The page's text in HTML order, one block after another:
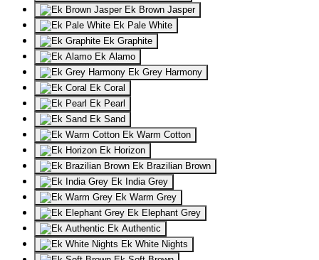
Ek Brown Jasper
Ek Pale White
Ek Graphite
Ek Alamo
Ek Grey Harmony
Ek Coral
Ek Pearl
Ek Sand
Ek Warm Cotton
Ek Horizon
Ek Brazilian Brown
Ek India Grey
Ek Warm Grey
Ek Elephant Grey
Ek Authentic
Ek White Nights